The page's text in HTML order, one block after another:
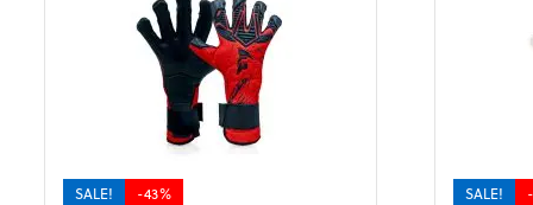
SALE! -43% SALE!